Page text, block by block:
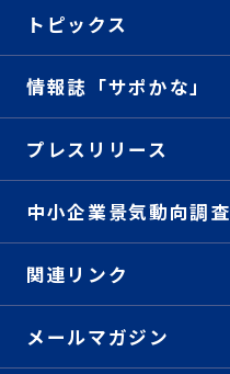
トピックス
情報誌「サポかな」
プレスリリース
中小企業景気動向調査
関連リンク
メールマガジン